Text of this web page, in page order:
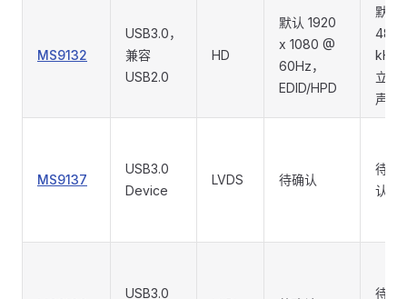
MS9132
USB3.0，
兼容
USB2.0
HD
默认 1920
x 1080 @
60Hz，
EDID/HPD
默认
48
kHz
立体
声
MS9137
USB3.0
Device
LVDS 待确认
待确
认
USB3.0
待确